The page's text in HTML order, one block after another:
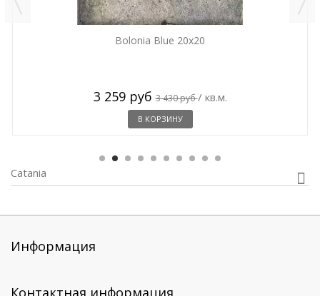
Bolonia Blue 20x20
3 259 руб3 430 руб/ кв.м.
В КОРЗИНУ
Catania
Информация
Контактная информация